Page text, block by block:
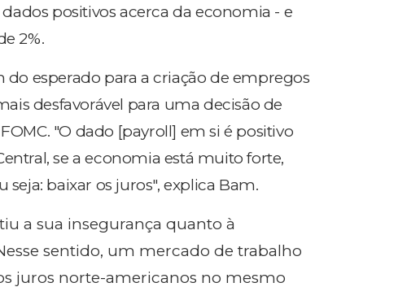
positivos acerca da economia - e
2%.
esperado para a criação de empregos
desfavorável para uma decisão de
"O dado [payroll] em si é positivo
se a economia está muito forte,
baixar os juros", explica Bam.
a sua insegurança quanto à
sentido, um mercado de trabalho
juros norte-americanos no mesmo